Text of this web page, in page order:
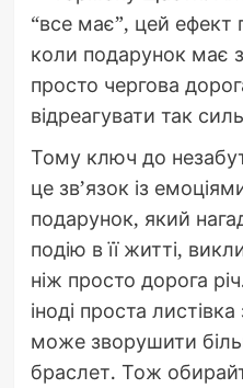
“все має”, цей
коли подарунок має
просто чергова
відреагувати так
Тому ключ до
це зв’язок із
подарунок, який
подію в її житті,
ніж просто дорога
іноді проста
може зворушити
браслет. Тож